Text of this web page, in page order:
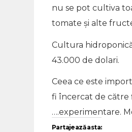
nu se pot cultiva
tomate și alte
Cultura
43.000 de dolari.
Ceea ce este
fi încercat de către
….experimentare.
Partajează asta: